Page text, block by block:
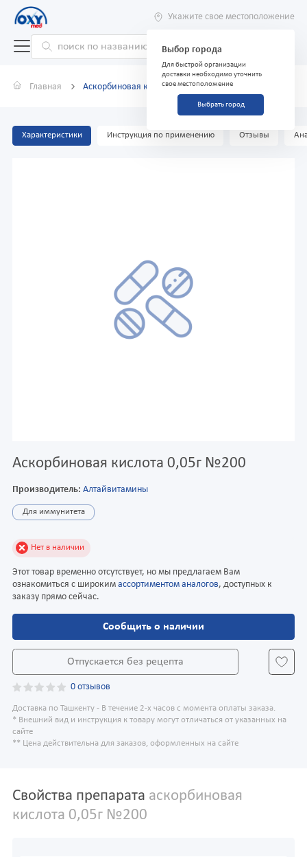
Укажите свое местоположение
Выбор города
Для быстрой организации
доставки необходимо уточнить
свое местоположение
Выбрать город
Главная Аскорбиновая кислота 0,05г №200
Характеристики Инструкция по применению Отзывы
Аскорбиновая кислота 0,05г №200
Производитель: Алтайвитамины
Для иммунитета
Нет в наличии
Этот товар временно отсутствует, но мы предлагаем Вам
ознакомиться с широким ассортиментом аналогов, доступных к
заказу прямо сейчас.
Сообщить о наличии
Отпускается без рецепта
0 отзывов
Доставка по Ташкенту - В течение 2-х часов с момента оплаты заказа.
* Внешний вид и инструкция к товару могут отличаться от указанных на
сайте
** Цена действительна для заказов, оформленных на сайте
Свойства препарата аскорбиновая
кислота 0,05г №200